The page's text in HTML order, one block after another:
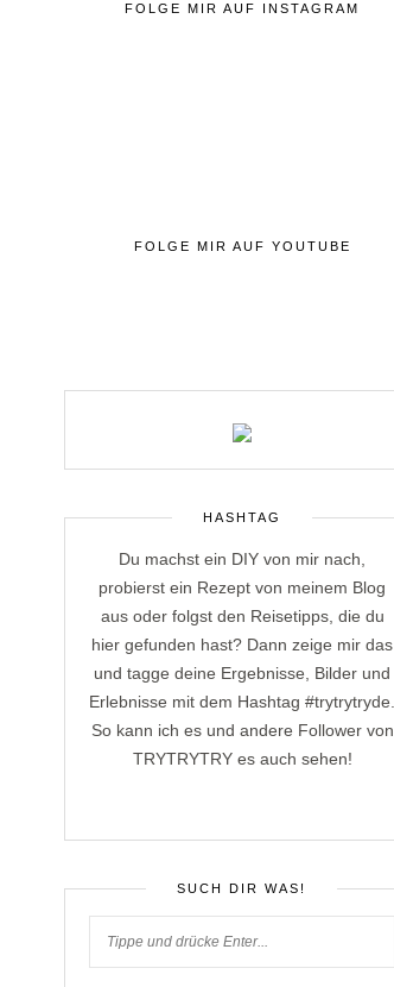
FOLGE MIR AUF INSTAGRAM
FOLGE MIR AUF YOUTUBE
HASHTAG
Du machst ein DIY von mir nach,
probierst ein Rezept von meinem Blog
aus oder folgst den Reisetipps, die du
hier gefunden hast? Dann zeige mir das
und tagge deine Ergebnisse, Bilder und
Erlebnisse mit dem Hashtag #trytrytryde.
So kann ich es und andere Follower von
TRYTRYTRY es auch sehen!
SUCH DIR WAS!